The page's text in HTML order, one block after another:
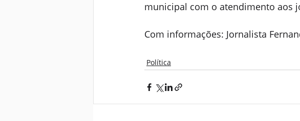
municipal com o atendimento aos
Com informações: Jornalista
Política